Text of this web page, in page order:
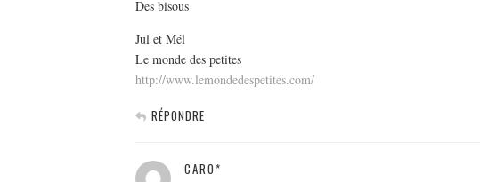
Des bisous
Jul et Mél
Le monde des petites
http://www.lemondedespetites.com/
RÉPONDRE
CARO*